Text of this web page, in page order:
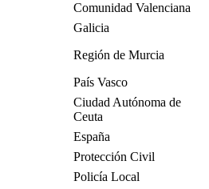
Comunidad Valenciana
Galicia
Región de Murcia
País Vasco
Ciudad Autónoma de
Ceuta
España
Protección Civil
Policía Local